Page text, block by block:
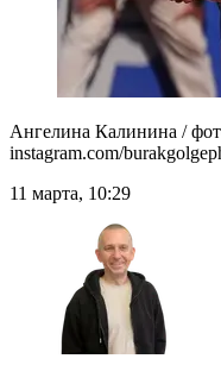
Ангелина Калинина /
instagram.com/
11 марта, 10:29